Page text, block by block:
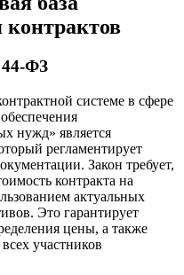
контрактов
системе в сфере
нужд» является
регламентирует
Закон требует,
контракта на
актуальных
Это гарантирует
цены, а также
участников